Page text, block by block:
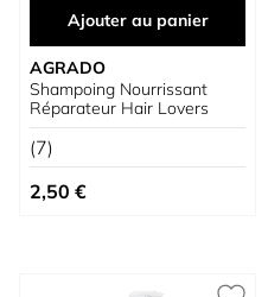
Ajouter au panier
AGRADO
Shampoing Nourrissant
Réparateur Hair Lovers
(7)
2,50 €